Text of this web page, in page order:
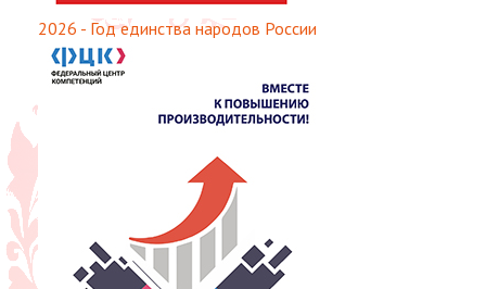
2026 - Год единства народов России